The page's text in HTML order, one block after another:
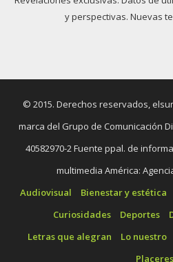
y perspectivas. Nuevas
© 2015. Derechos reservados,
marca del Grupo de Comunicación
40582970-2 Fuente ppal. de
multimedia América:
Audiovisual
Bienestar y estética
Curiosidades
Deportes
Letras que alegran
Lo nuestro
Placeres